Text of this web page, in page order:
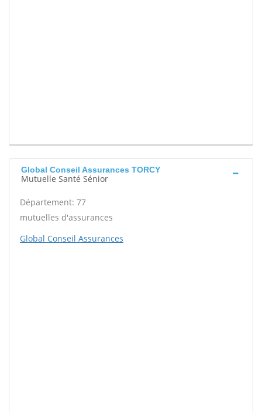
Global Conseil Assurances TORCY
Mutuelle Santé Sénior
Département: 77
mutuelles d'assurances
Global Conseil Assurances